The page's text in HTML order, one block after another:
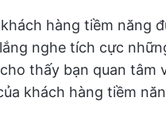
hàng tiềm năng
nghe tích cực
thấy bạn quan tâm
khách hàng tiềm